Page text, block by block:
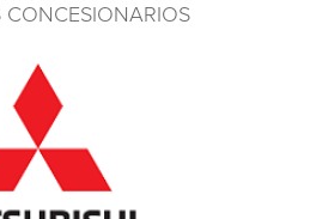
CONCESIONARIOS